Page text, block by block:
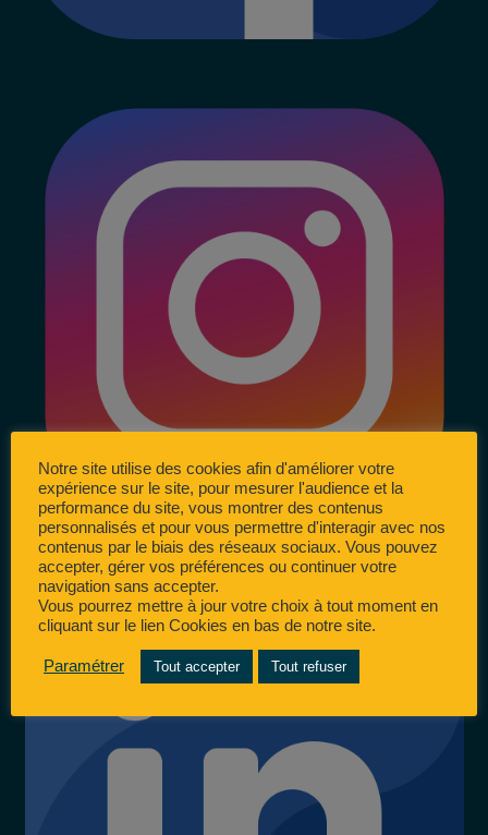
Notre site utilise des cookies afin d'améliorer votre
expérience sur le site, pour mesurer l'audience et la
performance du site, vous montrer des contenus
personnalisés et pour vous permettre d'interagir avec nos
contenus par le biais des réseaux sociaux. Vous pouvez
accepter, gérer vos préférences ou continuer votre
navigation sans accepter.
Vous pourrez mettre à jour votre choix à tout moment en
cliquant sur le lien Cookies en bas de notre site.
Paramétrer Tout accepter Tout refuser